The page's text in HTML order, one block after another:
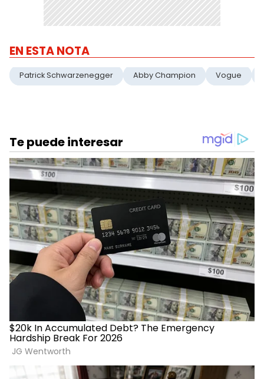
EN ESTA NOTA
Patrick Schwarzenegger Abby Champion Vogue